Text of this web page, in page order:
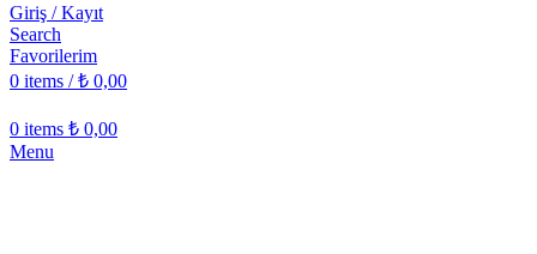
Giriş / Kayıt
Search
Favorilerim
0 items / ₺ 0,00
0 items ₺ 0,00
Menu